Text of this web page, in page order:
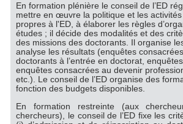
En formation plénière le conseil de l’ED
mettre en œuvre la politique et les
propres à l'ED, à élaborer les règles
études ; il décide des modalités et des
des missions des doctorants. Il organise
analyse les résultats (enquêtes
doctorants à l’entrée en doctorat,
enquêtes consacrées au devenir
etc.). Le conseil de l’ED organise des
fonction des budgets disponibles.
En formation restreinte (aux
chercheurs), le conseil de l’ED fixe les